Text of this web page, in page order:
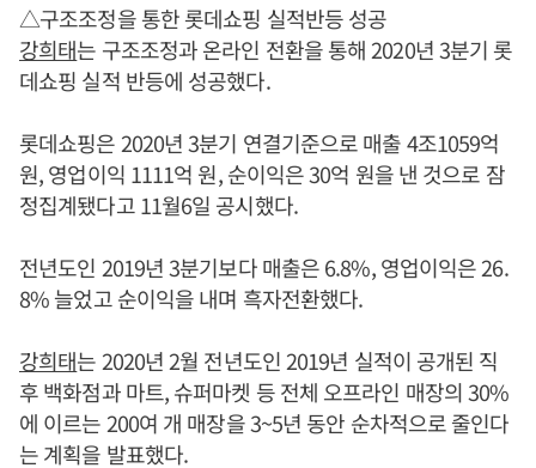
△구조조정을 통한 롯데쇼핑 실적반등 성공
강희태는 구조조정과 온라인 전환을 통해 2020년 3분기 롯
데쇼핑 실적 반등에 성공했다.
롯데쇼핑은 2020년 3분기 연결기준으로 매출 4조1059억
원, 영업이익 1111억 원, 순이익은 30억 원을 낸 것으로 잠
정집계됐다고 11월6일 공시했다.
전년도인 2019년 3분기보다 매출은 6.8%, 영업이익은 26.
8% 늘었고 순이익을 내며 흑자전환했다.
강희태는 2020년 2월 전년도인 2019년 실적이 공개된 직
후 백화점과 마트, 슈퍼마켓 등 전체 오프라인 매장의 30%
에 이르는 200여 개 매장을 3~5년 동안 순차적으로 줄인다
는 계획을 발표했다.